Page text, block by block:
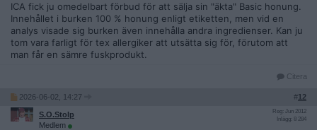
ICA fick ju omedelbart förbud för att sälja sin "äkta" Basic honung.
Innehållet i burken 100 % honung enligt etiketten, men vid en
analys visade sig burken även innehålla andra ingredienser. Kan ju
tom vara farligt för tex allergiker att utsätta sig för, förutom att
man får en sämre fuskprodukt.
Citera
2026-06-02, 14:27 #12
S.O.Stolp
Medlem
Reg: Jun 2012
Inlägg: 8 284